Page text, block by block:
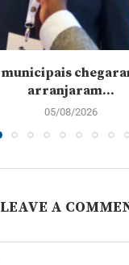
arranjaram...
05/08/2026
LEAVE A